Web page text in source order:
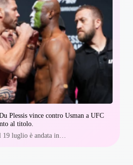
Plessis vince contro Usman a UFC
al titolo.
luglio è andata in…